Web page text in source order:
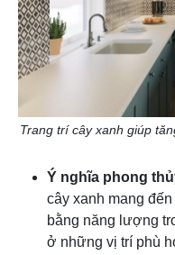
Trang trí cây xanh giúp
Ý nghĩa phong
cây xanh mang
bằng năng lượng
ở những vị trí phù